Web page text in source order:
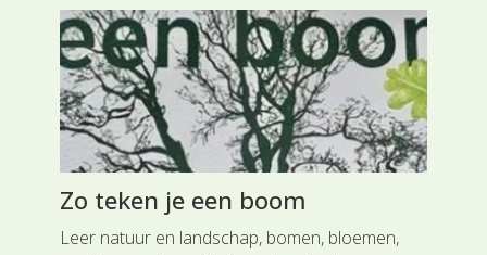
Zo teken je een boom
Leer natuur en landschap, bomen, bloemen,